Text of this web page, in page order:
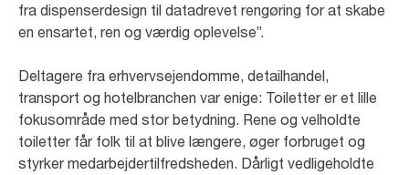
fra dispenserdesign til datadrevet rengøring for at skabe
en ensartet, ren og værdig oplevelse”.
Deltagere fra erhvervsejendomme, detailhandel,
transport og hotelbranchen var enige: Toiletter er et lille
fokusområde med stor betydning. Rene og velholdte
toiletter får folk til at blive længere, øger forbruget og
styrker medarbejdertilfredsheden. Dårligt vedligeholdte